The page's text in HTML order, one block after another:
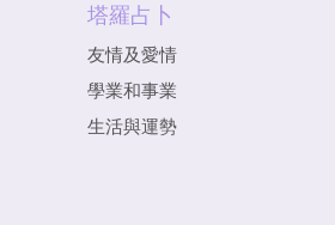
塔羅占卜
友情及愛情
學業和事業
生活與運勢